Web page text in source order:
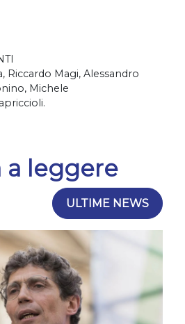
Riccardo Magi, Alessandro
Michele
a leggere
ULTIME NEWS